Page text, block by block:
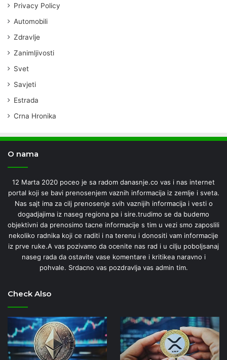
Privacy Policy
Automobili
Zdravlje
Zanimljivosti
Svet
Savjeti
Estrada
Crna Hronika
O nama
12 Marta 2020 poceo je sa radom danasnje.co vas i nas internet
portal koji se bavi prenosenjem vaznih informacija iz zemlje i sveta.
Nas sajt ima za cilj prenosenje svih vaznijih informacija i vesti o
dogadjajima iz naseg regiona pa i sire.trudimo se da budemo
objektivni da prenosimo tacne informacije s tim u vezi smo zaposlili
nekoliko radnika koji ce raditi i na terenu i donositi vam informacije
iz prve ruke.A vas pozivamo da ocenite nas rad i u cilju poboljsanaj
naseg rada da ostavite vase komentare i kritikea naravno i
pohvale. Srdacno vas pozdravlja vas admin tim.
Check Also